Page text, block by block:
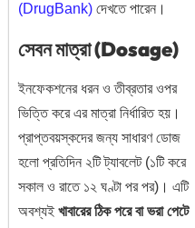
(DrugBank) দেখতে পারেন।
সেবন মাত্রা (Dosage)
ইনফেকশনের ধরন ও তীব্রতার ওপর
ভিত্তি করে এর মাত্রা নির্ধারিত হয়।
প্রাপ্তবয়স্কদের জন্য সাধারণ ডোজ
হলো প্রতিদিন ২টি ট্যাবলেট (১টি করে
সকাল ও রাতে ১২ ঘণ্টা পর পর)। এটি
অবশ্যই খাবারের ঠিক পরে বা ভরা পেটে